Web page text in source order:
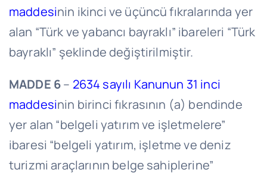
maddesinin ikinci ve üçüncü fıkralarında yer
alan “Türk ve yabancı bayraklı” ibareleri “Türk
bayraklı” şeklinde değiştirilmiştir.
MADDE 6– 2634 sayılı Kanunun 31 inci
maddesinin birinci fıkrasının (a) bendinde
yer alan “belgeli yatırım ve işletmelere”
ibaresi “belgeli yatırım, işletme ve deniz
turizmi araçlarının belge sahiplerine”